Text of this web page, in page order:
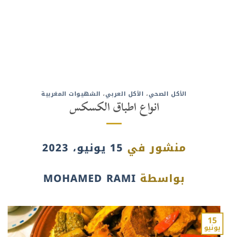
الأكل الصحي، الأكل العربي، الشهيوات المغربية
انواع اطباق الكسكس
منشور في 15 يونيو، 2023
بواسطة MOHAMED RAMI
15
يونيو